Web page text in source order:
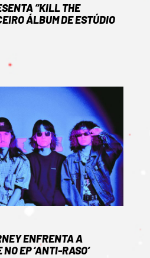
“KILL THE
ÁLBUM DE ESTÚDIO
ENFRENTA A
EP ‘ANTI-RASO’